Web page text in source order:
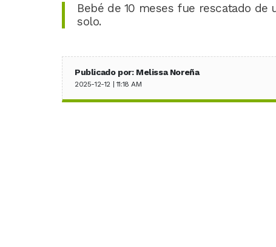
Bebé de 10 meses fue rescatado
solo.
Publicado por: Melissa Noreña
2025-12-12 | 11:18 AM